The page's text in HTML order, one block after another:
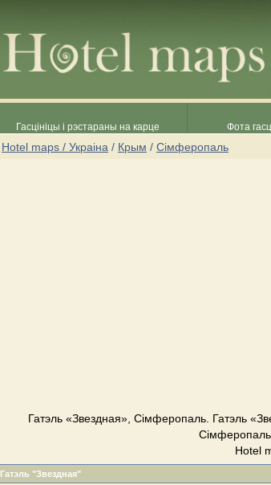
Гасцініцы і рэстараны на карце Фота
Hotel maps / Украіна / Крым / Сімферопаль
Гатэль «Звездная», Сімферопаль. Гатэль
Hotel
Гатэль "Звездная"